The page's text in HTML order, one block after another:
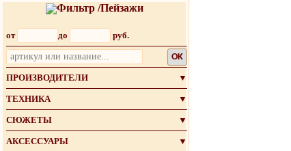
Фильтр /Пейзажи
от до руб.
OK
ПРОИЗВОДИТЕЛИ
▼
ТЕХНИКА ▼
СЮЖЕТЫ ▼
АКСЕССУАРЫ ▼